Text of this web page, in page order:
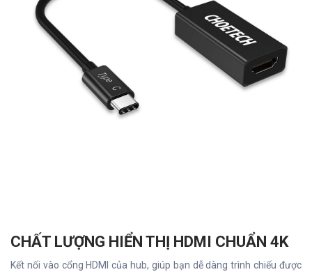
CHẤT LƯỢNG HIỂN THỊ HDMI CHUẨN 4K
Kết nối vào cổng HDMI của hub, giúp bạn dễ dàng trình chiếu được